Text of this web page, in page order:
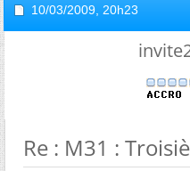
10/03/2009, 20h23
Re : M31 :